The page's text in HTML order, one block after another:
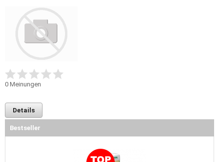
0 Meinungen
Details
Bestseller